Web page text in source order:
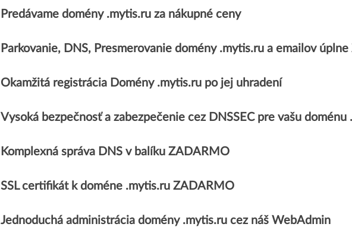
Predávame domény .mytis.ru za nákupné ceny
Parkovanie, DNS, Presmerovanie domény .mytis.ru a emailov
Okamžitá registrácia Domény .mytis.ru po jej uhradení
Vysoká bezpečnosť a zabezpečenie cez DNSSEC pre vašu doménu
Komplexná správa DNS v balíku ZADARMO
SSL certifikát k doméne .mytis.ru ZADARMO
Jednoduchá administrácia domény .mytis.ru cez náš WebAdmin